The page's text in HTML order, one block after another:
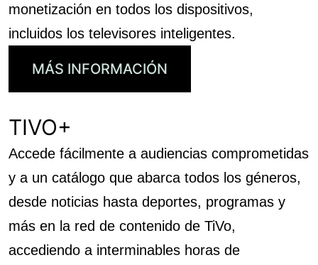
monetización en todos los dispositivos,
incluidos los televisores inteligentes.
MÁS INFORMACIÓN
TIVO+
Accede fácilmente a audiencias comprometidas
y a un catálogo que abarca todos los géneros,
desde noticias hasta deportes, programas y
más en la red de contenido de TiVo,
accediendo a interminables horas de